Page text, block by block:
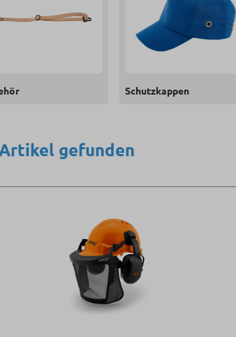
Schutzkappen
gefunden